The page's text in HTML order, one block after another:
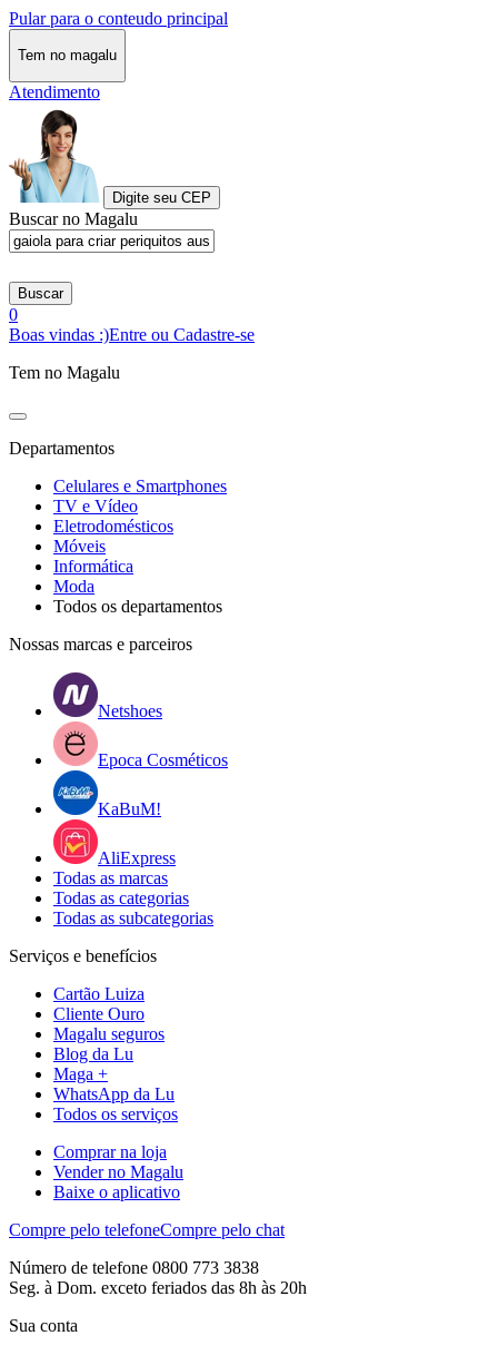
Pular para o conteudo principal
Tem no magalu
Atendimento
Digite seu CEP
Buscar no Magalu
Buscar
0
Boas vindas :)Entre ou Cadastre-se
Tem no Magalu
Departamentos
Celulares e Smartphones
TV e Vídeo
Eletrodomésticos
Móveis
Informática
Moda
Todos os departamentos
Nossas marcas e parceiros
Netshoes
Epoca Cosméticos
KaBuM!
AliExpress
Todas as marcas
Todas as categorias
Todas as subcategorias
Serviços e benefícios
Cartão Luiza
Cliente Ouro
Magalu seguros
Blog da Lu
Maga +
WhatsApp da Lu
Todos os serviços
Comprar na loja
Vender no Magalu
Baixe o aplicativo
Compre pelo telefoneCompre pelo chat
Número de telefone 0800 773 3838
Seg. à Dom. exceto feriados das 8h às 20h
Sua conta